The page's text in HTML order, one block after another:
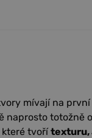
mívají na
naprosto totožně
tvořítexturu,